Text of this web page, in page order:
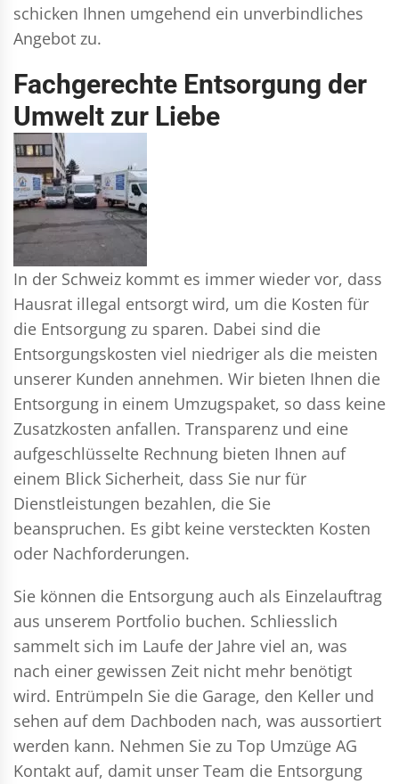
schicken Ihnen umgehend ein unverbindliches
Angebot zu.
Fachgerechte Entsorgung der
Umwelt zur Liebe
In der Schweiz kommt es immer wieder vor, dass
Hausrat illegal entsorgt wird, um die Kosten für
die Entsorgung zu sparen. Dabei sind die
Entsorgungskosten viel niedriger als die meisten
unserer Kunden annehmen. Wir bieten Ihnen die
Entsorgung in einem Umzugspaket, so dass keine
Zusatzkosten anfallen. Transparenz und eine
aufgeschlüsselte Rechnung bieten Ihnen auf
einem Blick Sicherheit, dass Sie nur für
Dienstleistungen bezahlen, die Sie
beanspruchen. Es gibt keine versteckten Kosten
oder Nachforderungen.
Sie können die Entsorgung auch als Einzelauftrag
aus unserem Portfolio buchen. Schliesslich
sammelt sich im Laufe der Jahre viel an, was
nach einer gewissen Zeit nicht mehr benötigt
wird. Entrümpeln Sie die Garage, den Keller und
sehen auf dem Dachboden nach, was aussortiert
werden kann. Nehmen Sie zu Top Umzüge AG
Kontakt auf, damit unser Team die Entsorgung